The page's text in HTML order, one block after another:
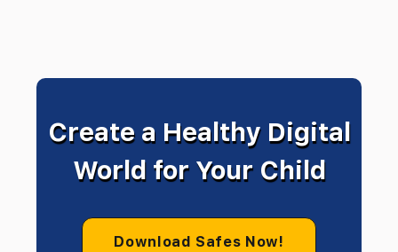
Create a Healthy Digital
World for Your Child
Download Safes Now!